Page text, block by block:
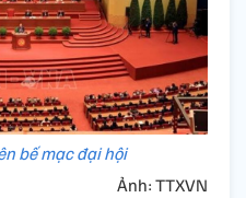
bế mạc đại hội
Ảnh: TTXVN